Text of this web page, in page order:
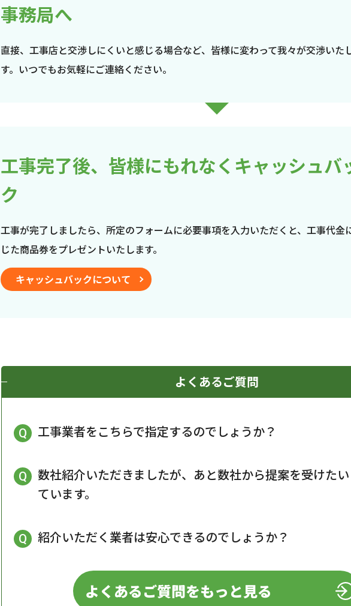
事務局へ
直接、工事店と交渉しにくいと感じる場合など、皆様に変わって我々が交渉いた
す。いつでもお気軽にご連絡ください。
工事完了後、皆様にもれなくキャッシュバ
ク
工事が完了しましたら、所定のフォームに必要事項を入力いただくと、工事代金
じた商品券をプレゼントいたします。
キャッシュバックについて
よくあるご質問
工事業者をこちらで指定するのでしょうか？
数社紹介いただきましたが、あと数社から提案を受けた
ています。
紹介いただく業者は安心できるのでしょうか？
よくあるご質問をもっと見る